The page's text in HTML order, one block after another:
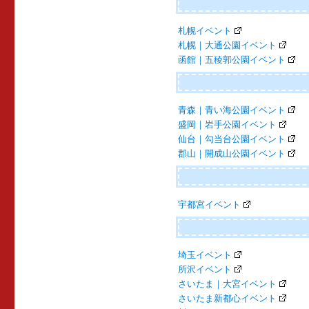
ョ
ン
札幌イベント
札幌｜大通公園イベント
函館｜五稜郭公園イベント
青森｜青い海公園イベント
盛岡｜岩手公園イベント
仙台｜勾当台公園イベント
郡山｜開成山公園イベント
宇都宮イベント
埼玉イベント
所沢イベント
さいたま｜大宮イベント
さいたま新都心イベント